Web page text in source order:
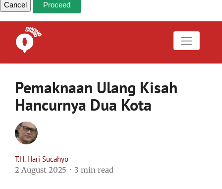
Cancel
Pemaknaan Ulang Kisah
Hancurnya Dua Kota
T.H. Hari Sucahyo
2 August 2025
3 min read